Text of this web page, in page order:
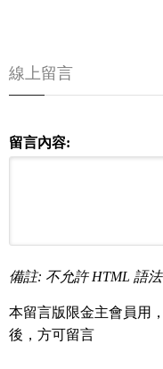
線上留言
留言內容:
備註: 不允許 HTML 語法
本留言版限金主會員用，
後，方可留言